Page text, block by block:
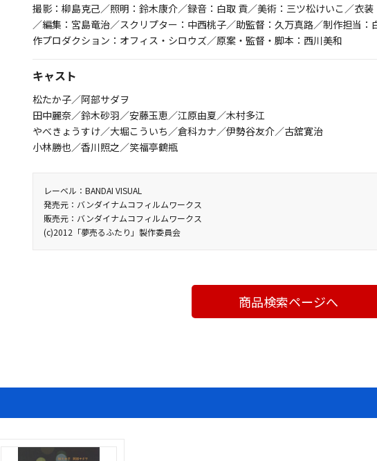
撮影：柳島克己／照明：鈴木康介／録音：白取 貢／美術：三ツ松けいこ／衣
／編集：宮島竜治／スクリプター：中西桃子／助監督：久万真路／制作担当
作プロダクション：オフィス・シロウズ／原案・監督・脚本：西川美和
キャスト
松たか子／阿部サダヲ
田中麗奈／鈴木砂羽／安藤玉恵／江原由夏／木村多江
やべきょうすけ／大堀こういち／倉科カナ／伊勢谷友介／古舘寛治
小林勝也／香川照之／笑福亭鶴瓶
レーベル：BANDAI VISUAL
発売元：バンダイナムコフィルムワークス
販売元：バンダイナムコフィルムワークス
(c)2012「夢売るふたり」製作委員会
商品検索ページへ